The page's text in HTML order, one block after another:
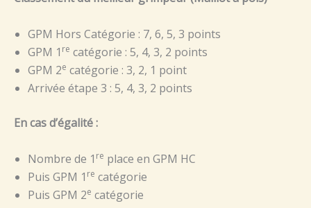
GPM Hors Catégorie : 7, 6, 5, 3 points
GPM 1 re catégorie : 5, 4, 3, 2 points
GPM 2e catégorie : 3, 2, 1 point
Arrivée étape 3 : 5, 4, 3, 2 points
En cas d’égalité :
Nombre de 1 re place en GPM HC
Puis GPM 1 re catégorie
Puis GPM 2e catégorie